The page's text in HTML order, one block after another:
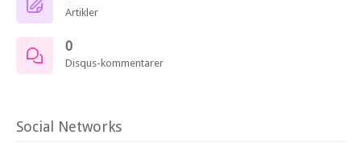
Artikler
0
Disqus-kommentarer
Social Networks